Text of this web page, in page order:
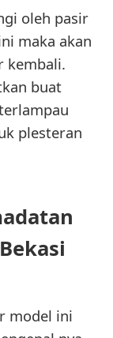
oleh pasir
maka akan
kembali.
buat
plesteran
model ini